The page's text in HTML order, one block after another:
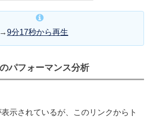
9分17秒から再生
パフォーマンス分析
示されているが、このリンクからト